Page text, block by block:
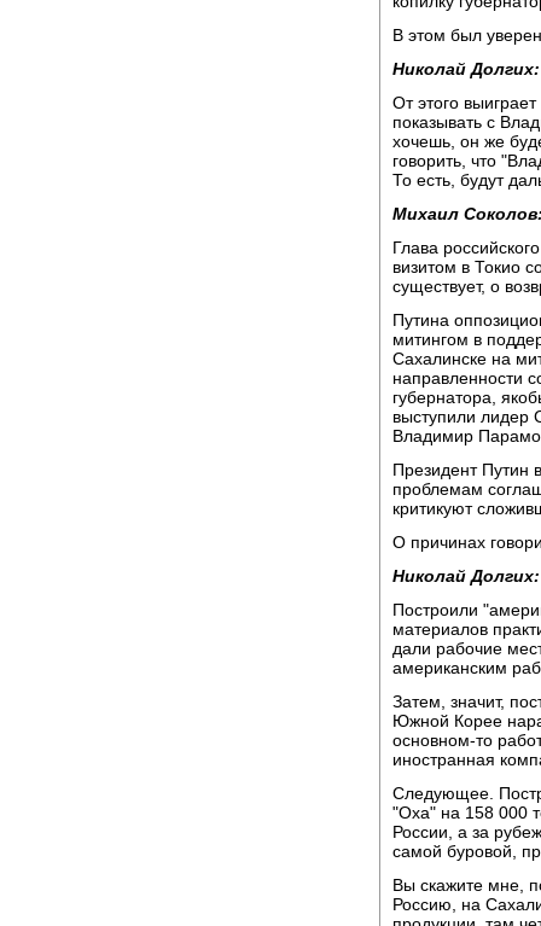
В этом был
Николай Долгих:
От этого выиграет
показывать с
хочешь, он же
говорить, что
То есть, будут
Михаил
Глава
визитом в Токио
существует, о
Путина
митингом в
Сахалинске на
направленности
губернатора,
выступили лидер
Владимир
Президент Путин
проблемам
критикуют
О причинах
Николай Долгих:
Построили
материалов
дали рабочие
американским
Затем, значит,
Южной Корее
основном-то
иностранная
Следующее.
"Оха" на 158 000
России, а за
самой буровой,
Вы скажите мне,
Россию, на